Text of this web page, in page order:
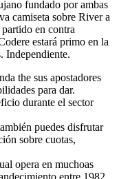
fundado por ambas
camiseta sobre River a
en contra
estará primo en la
Independiente.
the sus apostadores
para dar.
durante el sector
puedes disfrutar
sobre cuotas,
opera en muchoas
entre 1982